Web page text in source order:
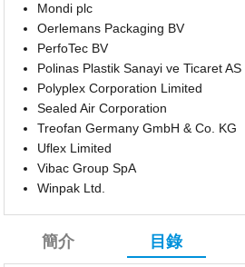
Mondi plc
Oerlemans Packaging BV
PerfoTec BV
Polinas Plastik Sanayi ve Ticaret AS
Polyplex Corporation Limited
Sealed Air Corporation
Treofan Germany GmbH & Co. KG
Uflex Limited
Vibac Group SpA
Winpak Ltd.
簡介 目錄